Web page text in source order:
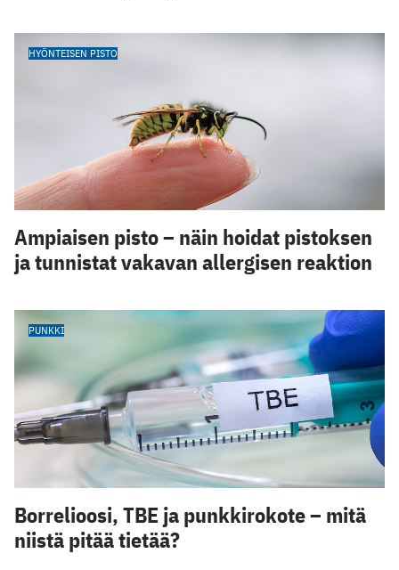
HYÖNTEISEN PISTO
Ampiaisen pisto – näin hoidat pistoksen
ja tunnistat vakavan allergisen reaktion
PUNKKI
Borrelioosi, TBE ja punkkirokote – mitä
niistä pitää tietää?